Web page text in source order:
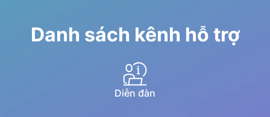
Danh sách kênh hỗ trợ
Diễn đàn